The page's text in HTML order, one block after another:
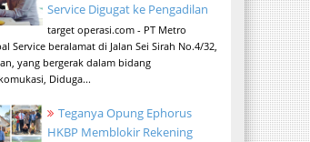
Service Digugat ke Pengadilan
target operasi.com - PT Metro
Service beralamat di Jalan Sei Sirah No.4/32,
yang bergerak dalam bidang
Diduga...
Teganya Opung Ephorus
HKBP Memblokir Rekening